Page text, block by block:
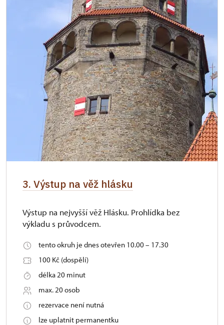
3. Výstup na věž hlásku
Výstup na nejvyšší věž Hlásku. Prohlídka bez
výkladu s průvodcem.
tento okruh je dnes otevřen 10.00 – 17.30
100 Kč (dospělí)
délka 20 minut
max. 20 osob
rezervace není nutná
lze uplatnit permanentku